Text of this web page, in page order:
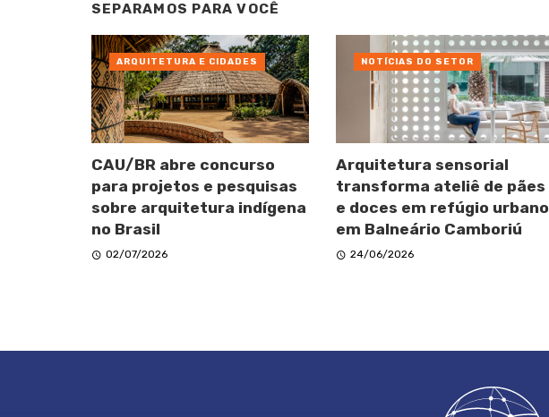
SEPARAMOS PARA VOCÊ
CAU/BR abre concurso
para projetos e pesquisas
sobre arquitetura indígena
no Brasil
02/07/2026
ARQUITETURA E CIDADES
Arquitetura sensorial
transforma ateliê de pães
e doces em refúgio urbano
em Balneário Camboriú
24/06/2026
NOTÍCIAS DO SETOR